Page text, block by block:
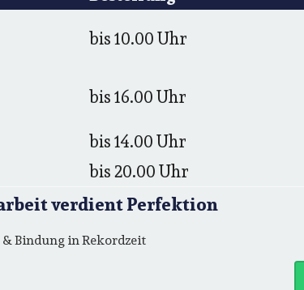
bis 10.00 Uhr
bis 16.00 Uhr
bis 14.00 Uhr
bis 20.00 Uhr
verdient Perfektion
Bindung in Rekordzeit